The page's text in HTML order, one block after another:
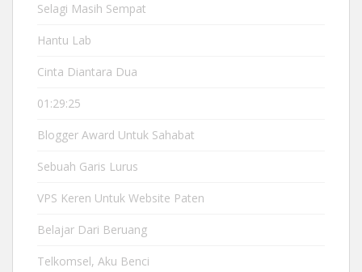
Selagi Masih Sempat
Hantu Lab
Cinta Diantara Dua
01:29:25
Blogger Award Untuk Sahabat
Sebuah Garis Lurus
VPS Keren Untuk Website Paten
Belajar Dari Beruang
Telkomsel, Aku Benci